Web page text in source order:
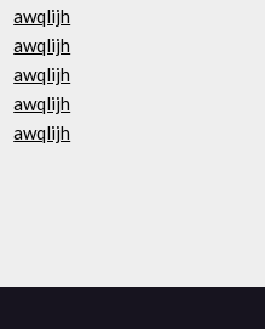
awqlijh
awqlijh
awqlijh
awqlijh
awqlijh